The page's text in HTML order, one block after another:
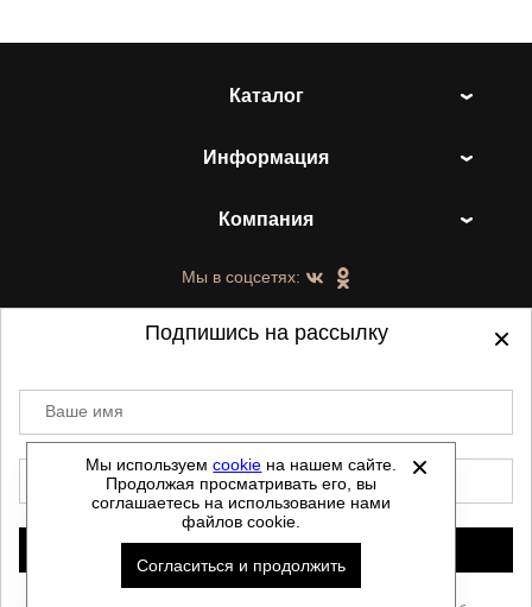
Каталог
Информация
Компания
Мы в соцсетях:
©2021-2026 - ShoesTown.ru - все права
защищены.
Данный сайт не является интернет магазином и
не является публичной офертой.
Политика обработки персональных данных
Автоматизировано -
Мы используемcookie на нашем сайте.
Продолжая просматривать его, вы
соглашаетесь на использование нами
файлов cookie.
Согласиться и продолжить
Подпишись на рассылку
Ваше имя